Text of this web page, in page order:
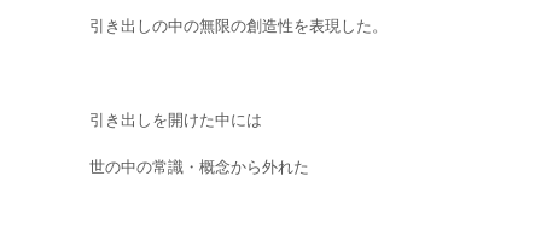
引き出しの中の無限の創造性を表現した。
引き出しを開けた中には
世の中の常識・概念から外れた